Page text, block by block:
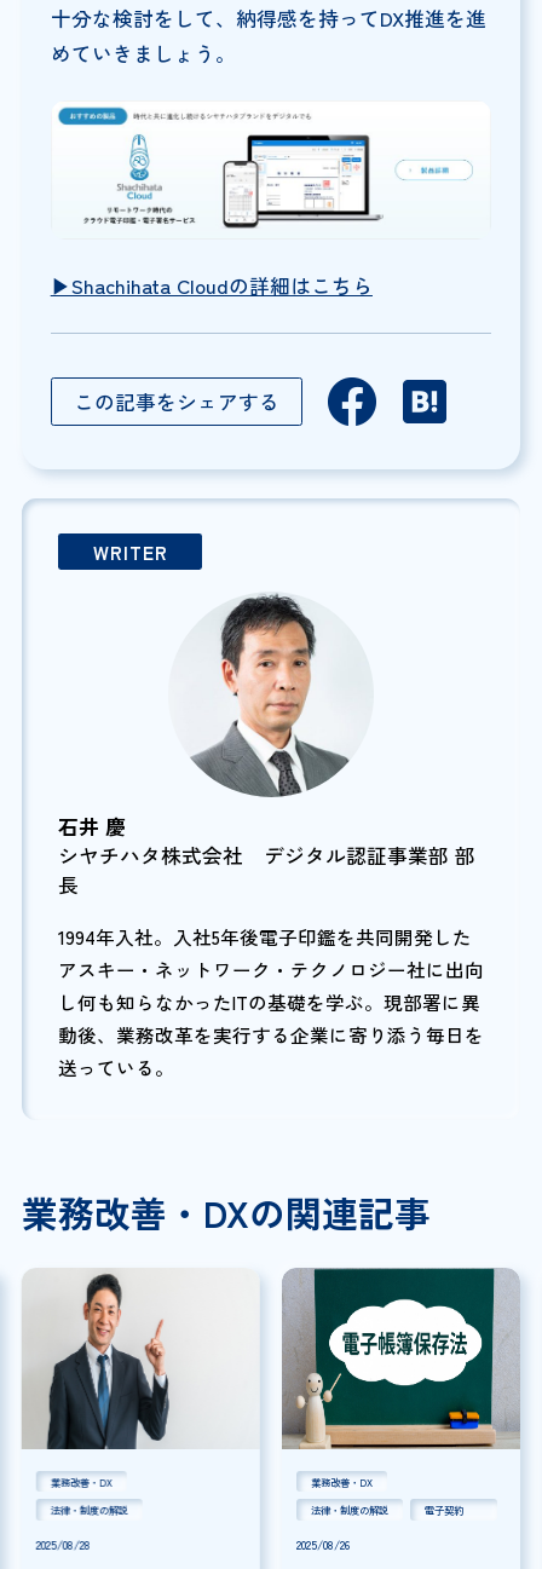
十分な検討をして、納得感を持ってDX推進を進
めていきましょう。
▶︎Shachihata Cloudの詳細はこちら
この記事をシェアする
WRITER
石井 慶
シヤチハタ株式会社 デジタル認証事業部 部
長
1994年入社。入社5年後電子印鑑を共同開発した
アスキー・ネットワーク・テクノロジー社に出向
し何も知らなかったITの基礎を学ぶ。現部署に異
動後、業務改革を実行する企業に寄り添う毎日を
送っている。
業務改善・DXの関連記事
業務改善・DX
法律・制度の解説
2025/08/28
業務改善・DX
法律・制度の解説
電子契約
2025/08/26